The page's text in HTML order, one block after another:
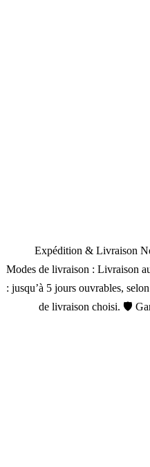
🚚 Expédition & Livraison
Modes de livraison : Livraison
: jusqu’à 5 jours ouvrables,
de livraison choisi. 🛡